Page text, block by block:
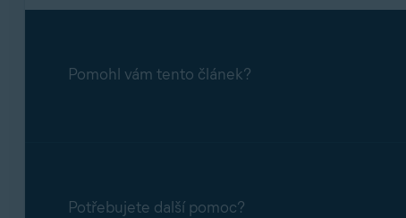
Pomohl vám tento článek?
Potřebujete další pomoc?